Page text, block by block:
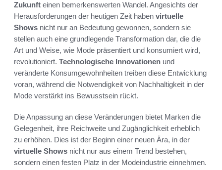
Zukunft einen bemerkenswerten Wandel. Angesichts der
Herausforderungen der heutigen Zeit haben virtuelle
Shows nicht nur an Bedeutung gewonnen, sondern sie
stellen auch eine grundlegende Transformation dar, die die
Art und Weise, wie Mode präsentiert und konsumiert wird,
revolutioniert. Technologische Innovationen und
veränderte Konsumgewohnheiten treiben diese Entwicklung
voran, während die Notwendigkeit von Nachhaltigkeit in der
Mode verstärkt ins Bewusstsein rückt.
Die Anpassung an diese Veränderungen bietet Marken die
Gelegenheit, ihre Reichweite und Zugänglichkeit erheblich
zu erhöhen. Dies ist der Beginn einer neuen Ära, in der
virtuelle Shows nicht nur aus einem Trend bestehen,
sondern einen festen Platz in der Modeindustrie einnehmen.